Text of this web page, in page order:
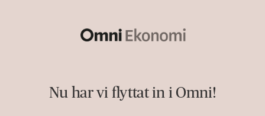
Nu har vi flyttat in i Omni!